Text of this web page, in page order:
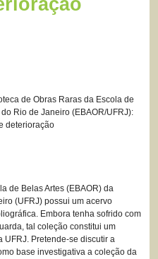
de Obras Raras da Escola de
Rio de Janeiro (EBAOR/UFRJ):
deterioração
de Belas Artes (EBAOR) da
(UFRJ) possui um acervo
Embora tenha sofrido com
tal coleção constitui um
Pretende-se discutir a
base investigativa a coleção da